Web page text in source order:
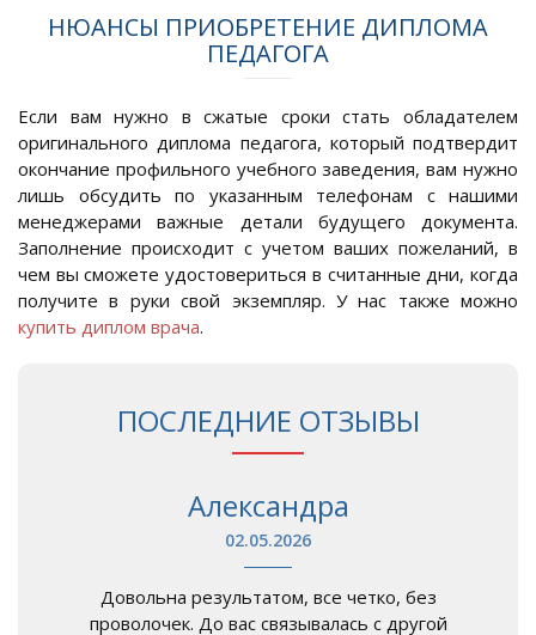
НЮАНСЫ ПРИОБРЕТЕНИЕ ДИПЛОМА
ПЕДАГОГА
Если вам нужно в сжатые сроки стать обладателем
оригинального диплома педагога, который подтвердит
окончание профильного учебного заведения, вам нужно
лишь обсудить по указанным телефонам с нашими
менеджерами важные детали будущего документа.
Заполнение происходит с учетом ваших пожеланий, в
чем вы сможете удостовериться в считанные дни, когда
получите в руки свой экземпляр. У нас также можно
купить диплом врача.
ПОСЛЕДНИЕ ОТЗЫВЫ
Александра
02.05.2026
Довольна результатом, все четко, без
проволочек. До вас связывалась с другой